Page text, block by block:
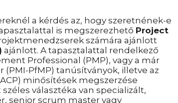
a kérdés az, hogy szeretnének-e
is megszerezhető Project
számára ajánlott
ajánlott. A tapasztalattal rendelkező
Professional (PMP), vagy a már
PfMP) tanúsítványok, illetve az
minősítések megszerzése
választéka van specializált,
senior scrum master vagy